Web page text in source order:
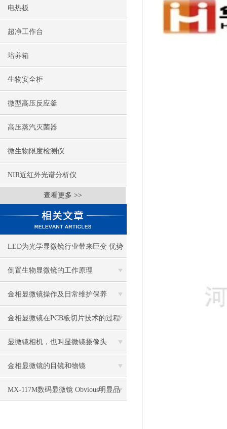
电热板
超净工作台
培养箱
生物安全柜
微型高压反应釜
高压蒸汽灭菌器
微生物限度检测仪
NIR近红外光谱分析仪
查看更多 >>
LED为光学显微镜行业带来巨变 优势
比传统卤素更明显
倒置生物显微镜的工作原理
金相显微镜操作及日常维护保养
金相显微镜在PCB板切片技术的过程
控制中的作用
显微镜相机，也叫显微镜摄像头
金相显微镜的目镜和物镜
MX-117M数码显微镜 Obvious明显品